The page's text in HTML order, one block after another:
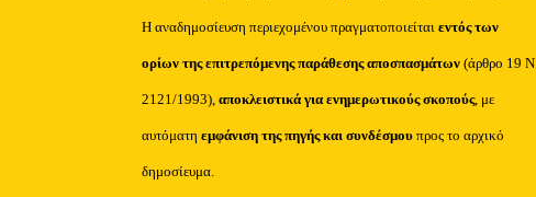
Η αναδημοσίευση περιεχομένου πραγματοποιείταιεντός των
ορίων της επιτρεπόμενης παράθεσης αποσπασμάτων (άρθρο 19 Ν.
2121/1993), αποκλειστικά για ενημερωτικούς σκοπούς, με
αυτόματηεμφάνιση της πηγής και συνδέσμου προς το αρχικό
δημοσίευμα.